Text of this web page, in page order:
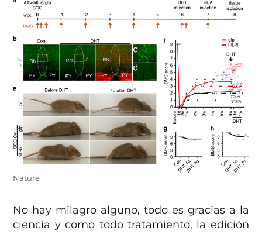
Nature
No hay milagro alguno, todo es gracias a la
ciencia y como todo tratamiento, la edición